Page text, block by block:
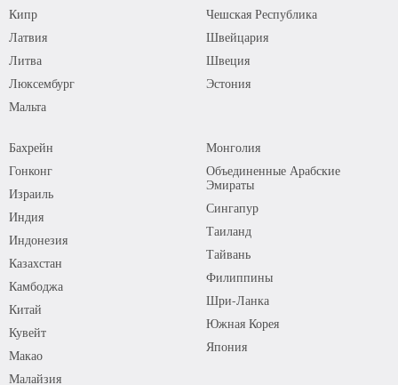
Кипр
Латвия
Литва
Люксембург
Мальта
Чешская Республика
Швейцария
Швеция
Эстония
Бахрейн
Гонконг
Израиль
Индия
Индонезия
Казахстан
Камбоджа
Китай
Кувейт
Макао
Малайзия
Монголия
Объединенные Арабские
Эмираты
Сингапур
Таиланд
Тайвань
Филиппины
Шри-Ланка
Южная Корея
Япония